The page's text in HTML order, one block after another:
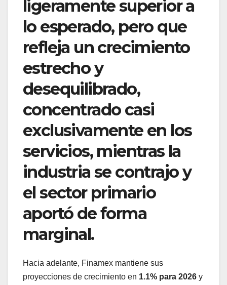
ligeramente superior a
lo esperado, pero que
refleja un crecimiento
estrecho y
desequilibrado,
concentrado casi
exclusivamente en los
servicios, mientras la
industria se contrajo y
el sector primario
aportó de forma
marginal.
Hacia adelante, Finamex mantiene sus
proyecciones de crecimiento en 1.1% para 2026 y